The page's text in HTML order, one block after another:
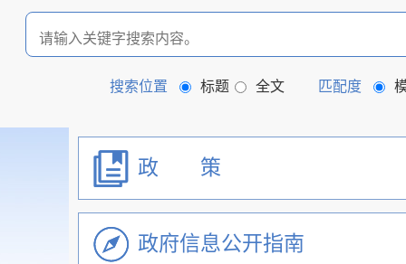
搜索位置 标题 全文 匹配度
政 策
政府信息公开指南